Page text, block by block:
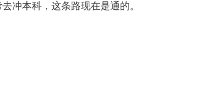
本科，这条路现在是通的。